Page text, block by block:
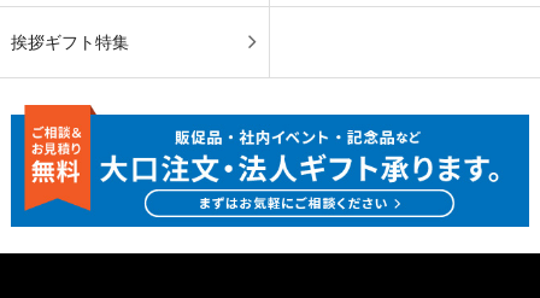
挨拶ギフト特集